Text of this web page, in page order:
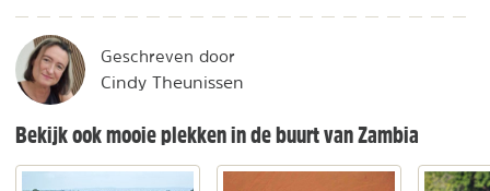
Geschreven door
Cindy Theunissen
Bekijk ook mooie plekken in de buurt van Zambia